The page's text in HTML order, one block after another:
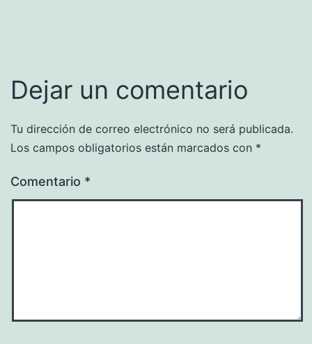
Dejar un comentario
Tu dirección de correo electrónico no será publicada.
Los campos obligatorios están marcados con *
Comentario *